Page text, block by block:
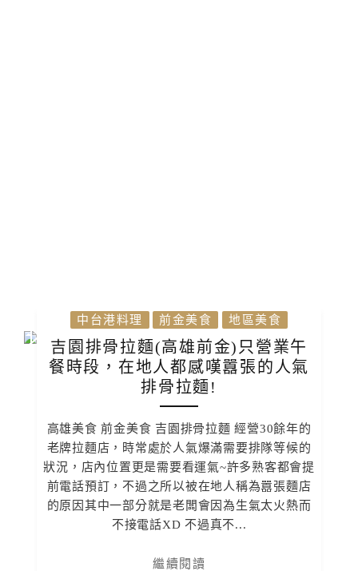
中台港料理 前金美食 地區美食
吉園排骨拉麵(高雄前金)只營業午
餐時段，在地人都感嘆囂張的人氣
排骨拉麵!
高雄美食 前金美食 吉園排骨拉麵 經營30餘年的
老牌拉麵店，時常處於人氣爆滿需要排隊等候的
狀況，店內位置更是需要看運氣~許多熟客都會提
前電話預訂，不過之所以被在地人稱為囂張麵店
的原因其中一部分就是老闆會因為生氣太火熱而
不接電話XD 不過真不...
繼續閱讀